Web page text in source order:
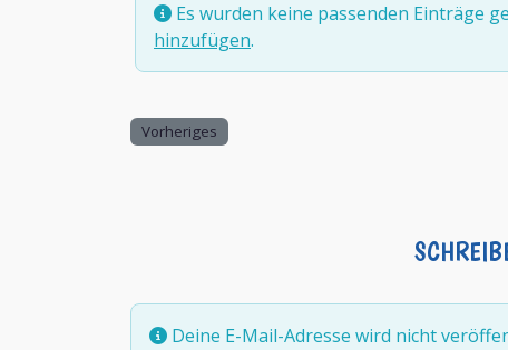
Es wurden keine passenden Einträge
hinzufügen.
Vorheriges
Deine E-Mail-Adresse wird nicht